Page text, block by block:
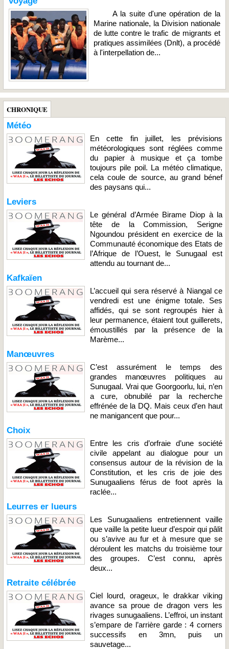
A la suite d'une opération de la
Marine nationale, la Division nationale
de lutte contre le trafic de migrants et
pratiques assimilées (Dnlt), a procédé
à l'interpellation de...
CHRONIQUE
Météo
En cette fin juillet, les prévisions
météorologiques sont réglées comme
du papier à musique et ça tombe
toujours pile poil. La météo climatique,
cela coule de source, au grand bénef
des paysans qui...
Leviers
Le général d’Armée Birame Diop à la
tête de la Commission, Serigne
Ngoundou président en exercice de la
Communauté économique des Etats de
l’Afrique de l’Ouest, le Sunugaal est
attendu au tournant de...
Kafkaïen
L’accueil qui sera réservé à Niangal ce
vendredi est une énigme totale. Ses
affidés, qui se sont regroupés hier à
leur permanence, étaient tout guillerets,
émoustillés par la présence de la
Marème...
Manœuvres
C’est assurément le temps des
grandes manœuvres politiques au
Sunugaal. Vrai que Goorgoorlu, lui, n’en
a cure, obnubilé par la recherche
effrénée de la DQ. Mais ceux d’en haut
ne manigancent que pour...
Choix
Entre les cris d’orfraie d’une société
civile appelant au dialogue pour un
consensus autour de la révision de la
Constitution, et les cris de joie des
Sunugaaliens férus de foot après la
raclée...
Leurres er lueurs
Les Sunugaaliens entretiennent vaille
que vaille la petite lueur d’espoir qui pâlit
ou s’avive au fur et à mesure que se
déroulent les matchs du troisième tour
des groupes. C’est connu, après
deux...
Retraite célébrée
Ciel lourd, orageux, le drakkar viking
avance sa proue de dragon vers les
rivages sunugaaliens. L’effroi, un instant
s’empare de l’arrière garde : 4 corners
successifs en 3mn, puis un
sauvetage...